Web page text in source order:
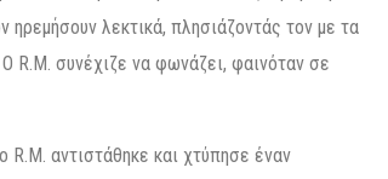
ηρεμήσουν λεκτικά, πλησιάζοντάς τον με τα
R.M. συνέχιζε να φωνάζει, φαινόταν σε
R.M. αντιστάθηκε και χτύπησε έναν